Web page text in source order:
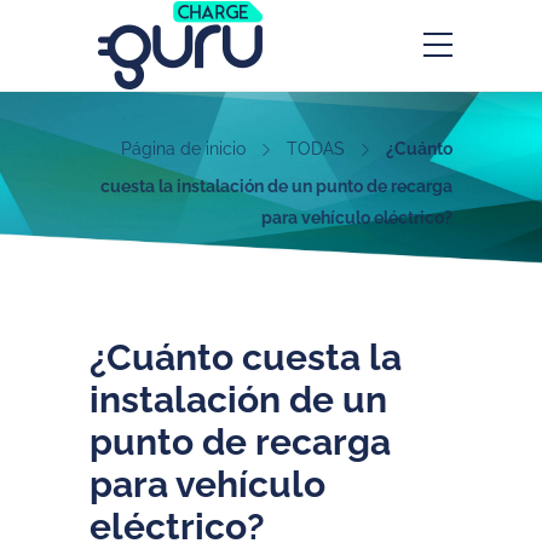
Página de inicio TODAS
¿Cuánto
cuesta la instalación de un punto de recarga
para vehículo eléctrico?
¿Cuánto cuesta la
instalación de un
punto de recarga
para vehículo
eléctrico?